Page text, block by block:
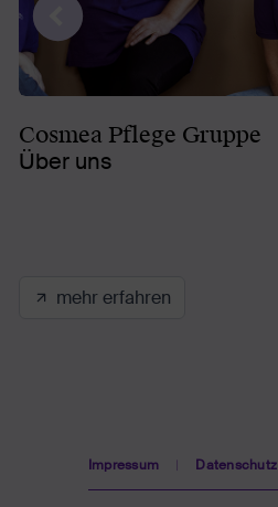
Cosmea Pflege Gruppe
Über uns
mehr erfahren
Impressum Datenschutz